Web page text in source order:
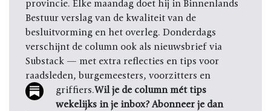
provincie. Elke maandag doet hij in Binnenlands
Bestuur verslag van de kwaliteit van de
besluitvorming en het overleg. Donderdags
verschijnt de column ook als nieuwsbrief via
Substack — met extra reflecties en tips voor
raadsleden, burgemeesters, voorzitters en
griffiers.Wil je de column mét tips
wekelijks in je inbox? Abonneer je dan